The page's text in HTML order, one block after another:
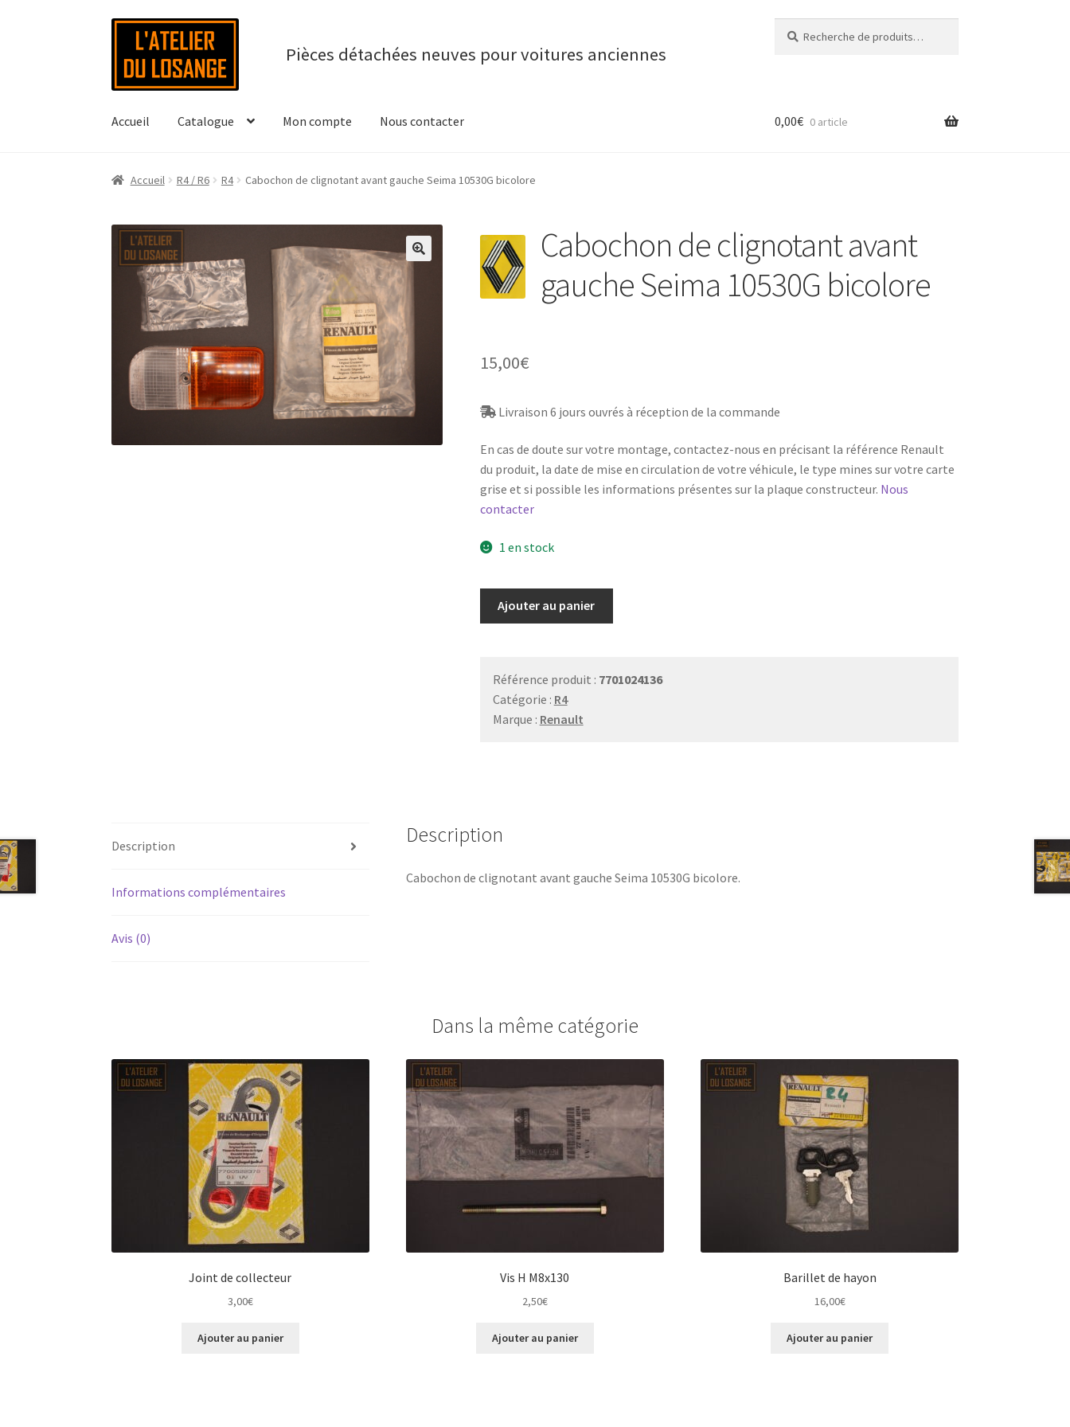
Aller
navigation
Aller
contenu
Pièces détachées neuves pour voitures anciennes
pour :
Accueil Catalogue Mon compte Nous contacter 0,00€ 0 article
Accueil R4 / R6 R4 Cabochon de clignotant avant gauche Seima 10530G bicolore
Cabochon de clignotant avant
gauche Seima 10530G bicolore
15,00€
Livraison 6 jours ouvrés à réception de la commande
En cas de doute sur votre montage, contactez-nous en précisant la référence Renault
du produit, la date de mise en circulation de votre véhicule, le type mines sur votre carte
grise et si possible les informations présentes sur la plaque constructeur. Nous
contacter
1 en stock
clignotant
avant
gauche
Ajouter au panier
Référence produit : 7701024136
Catégorie : R4
Marque : Renault
Description
Informations complémentaires
Avis (0)
Description
Cabochon de clignotant avant gauche Seima 10530G bicolore.
Dans la même catégorie
Joint de collecteur
3,00€
Ajouter au panier
Vis H M8x130
2,50€
Ajouter au panier
Barillet de hayon
16,00€
Ajouter au panier